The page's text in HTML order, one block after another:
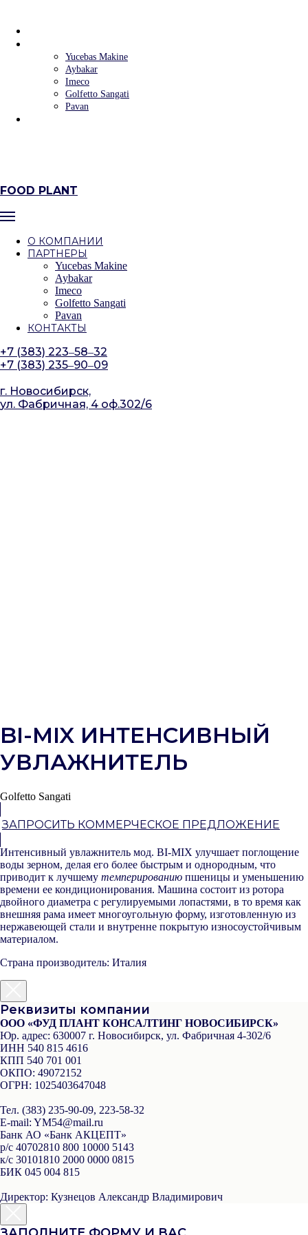
Yucebas Makine
Aybakar
Imeco
Golfetto Sangati
Pavan
FOOD PLANT
О КОМПАНИИ
ПАРТНЕРЫ
Yucebas Makine
Aybakar
Imeco
Golfetto Sangati
Pavan
КОНТАКТЫ
+7 (383) 223‒58‒32
+7 (383) 235‒90‒09
г. Новосибирск,
ул. Фабричная, 4 оф.302/6
BI-MIX ИНТЕНСИВНЫЙ
УВЛАЖНИТЕЛЬ
Golfetto Sangati
ЗАПРОСИТЬ КОММЕРЧЕСКОЕ ПРЕДЛОЖЕНИЕ
Интенсивный увлажнитель мод. BI-MIX улучшает поглощение
воды зерном, делая его более быстрым и однородным, что
приводит к лучшему темперированию пшеницы и уменьшению
времени ее кондиционирования. Машина состоит из ротора
двойного диаметра с регулируемыми лопастями, в то время как
внешняя рама имеет многоугольную форму, изготовленную из
нержавеющей стали и внутренне покрытую износоустойчивым
материалом.
Страна производитель: Италия
Реквизиты компании
ООО «ФУД ПЛАНТ КОНСАЛТИНГ НОВОСИБИРСК»
Юр. адрес: 630007 г. Новосибирск, ул. Фабричная 4-302/6
ИНН 540 815 4616
КПП 540 701 001
ОКПО: 49072152
ОГРН: 1025403647048
Тел. (383) 235-90-09, 223-58-32
Е-mail: YM54@mail.ru
Банк АО «Банк АКЦЕПТ»
р/с 40702810 800 10000 5143
к/с 30101810 2000 0000 0815
БИК 045 004 815
Директор: Кузнецов Александр Владимирович